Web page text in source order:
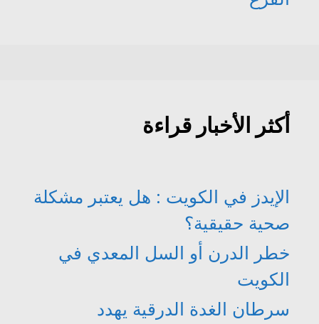
أكثر الأخبار قراءة
الإيدز في الكويت : هل يعتبر مشكلة
صحية حقيقية؟
خطر الدرن أو السل المعدي في
الكويت
سرطان الغدة الدرقية يهدد